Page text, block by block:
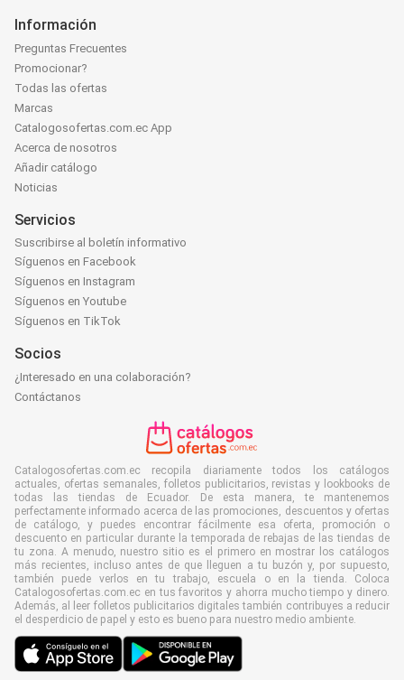
Información
Preguntas Frecuentes
Promocionar?
Todas las ofertas
Marcas
Catalogosofertas.com.ec App
Acerca de nosotros
Añadir catálogo
Noticias
Servicios
Suscribirse al boletín informativo
Síguenos en Facebook
Síguenos en Instagram
Síguenos en Youtube
Síguenos en TikTok
Socios
¿Interesado en una colaboración?
Contáctanos
Catalogosofertas.com.ec recopila diariamente todos los catálogos
actuales, ofertas semanales, folletos publicitarios, revistas y lookbooks de
todas las tiendas de Ecuador. De esta manera, te mantenemos
perfectamente informado acerca de las promociones, descuentos y ofertas
de catálogo, y puedes encontrar fácilmente esa oferta, promoción o
descuento en particular durante la temporada de rebajas de las tiendas de
tu zona. A menudo, nuestro sitio es el primero en mostrar los catálogos
más recientes, incluso antes de que lleguen a tu buzón y, por supuesto,
también puede verlos en tu trabajo, escuela o en la tienda. Coloca
Catalogosofertas.com.ec en tus favoritos y ahorra mucho tiempo y dinero.
Además, al leer folletos publicitarios digitales también contribuyes a reducir
el desperdicio de papel y esto es bueno para nuestro medio ambiente.